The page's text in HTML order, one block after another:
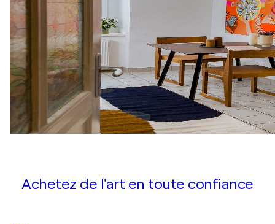
Achetez de l'art en toute confiance